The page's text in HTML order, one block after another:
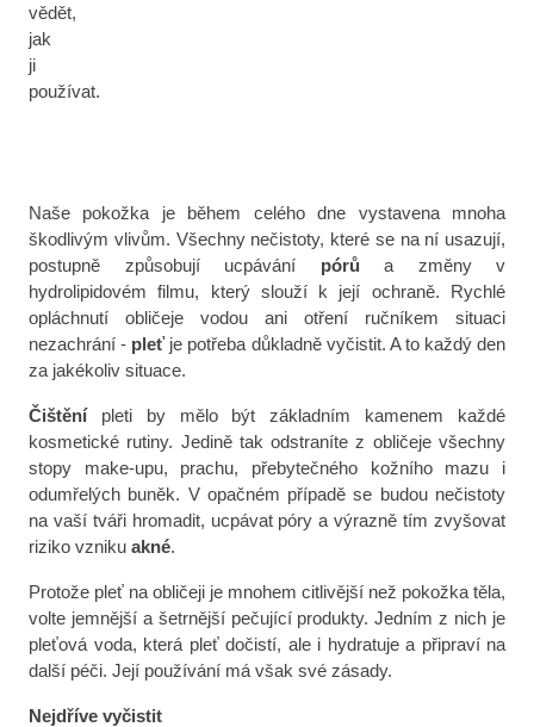
vědět,
jak
ji
používat.
Naše pokožka je během celého dne vystavena mnoha
škodlivým vlivům. Všechny nečistoty, které se na ní usazují,
postupně způsobují ucpávání pórů a změny v
hydrolipidovém filmu, který slouží k její ochraně. Rychlé
opláchnutí obličeje vodou ani otření ručníkem situaci
nezachrání - pleťje potřeba důkladně vyčistit. A to každý den
za jakékoliv situace.
Čištěnípleti by mělo být základním kamenem každé
kosmetické rutiny. Jedině tak odstraníte z obličeje všechny
stopy make-upu, prachu, přebytečného kožního mazu i
odumřelých buněk. V opačném případě se budou nečistoty
na vaší tváři hromadit, ucpávat póry a výrazně tím zvyšovat
riziko vzniku akné.
Protože pleť na obličeji je mnohem citlivější než pokožka těla,
volte jemnější a šetrnější pečující produkty. Jedním z nich je
pleťová voda, která pleť dočistí, ale i hydratuje a připraví na
další péči. Její používání má však své zásady.
Nejdříve vyčistit